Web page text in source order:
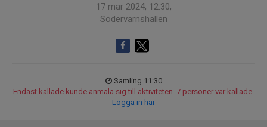
17 mar 2024, 12:30,
Södervärnshallen
Samling 11:30
Endast kallade kunde anmäla sig till aktiviteten. 7 personer var kallade.
Logga in här